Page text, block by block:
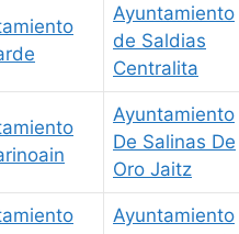
Ayuntamiento
de Saldias
Centralita
Ayuntamiento
De Salinas De
Oro Jaitz
Ayuntamiento